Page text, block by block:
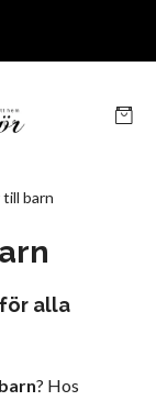
barn
alla
? Hos